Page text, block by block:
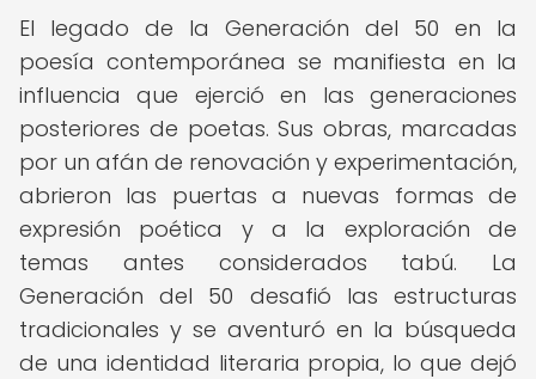
El legado de la Generación del 50 en la
poesía contemporánea se manifiesta en la
influencia que ejerció en las generaciones
posteriores de poetas. Sus obras, marcadas
por un afán de renovación y experimentación,
abrieron las puertas a nuevas formas de
expresión poética y a la exploración de
temas antes considerados tabú. La
Generación del 50 desafió las estructuras
tradicionales y se aventuró en la búsqueda
de una identidad literaria propia, lo que dejó